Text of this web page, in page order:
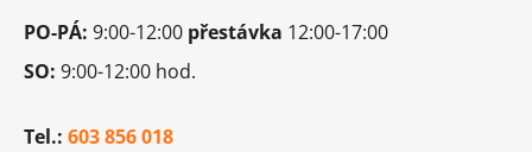
PO-PÁ: 9:00-12:00 přestávka 12:00-17:00
SO: 9:00-12:00 hod.
Tel.: 603 856 018